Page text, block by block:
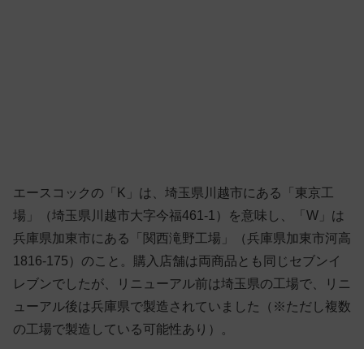
エースコックの「K」は、埼玉県川越市にある「東京工
場」（埼玉県川越市大字今福461-1）を意味し、「W」は
兵庫県加東市にある「関西滝野工場」（兵庫県加東市河高
1816-175）のこと。購入店舗は両商品とも同じセブンイ
レブンでしたが、リニューアル前は埼玉県の工場で、リニ
ューアル後は兵庫県で製造されていました（※ただし複数
の工場で製造している可能性あり）。